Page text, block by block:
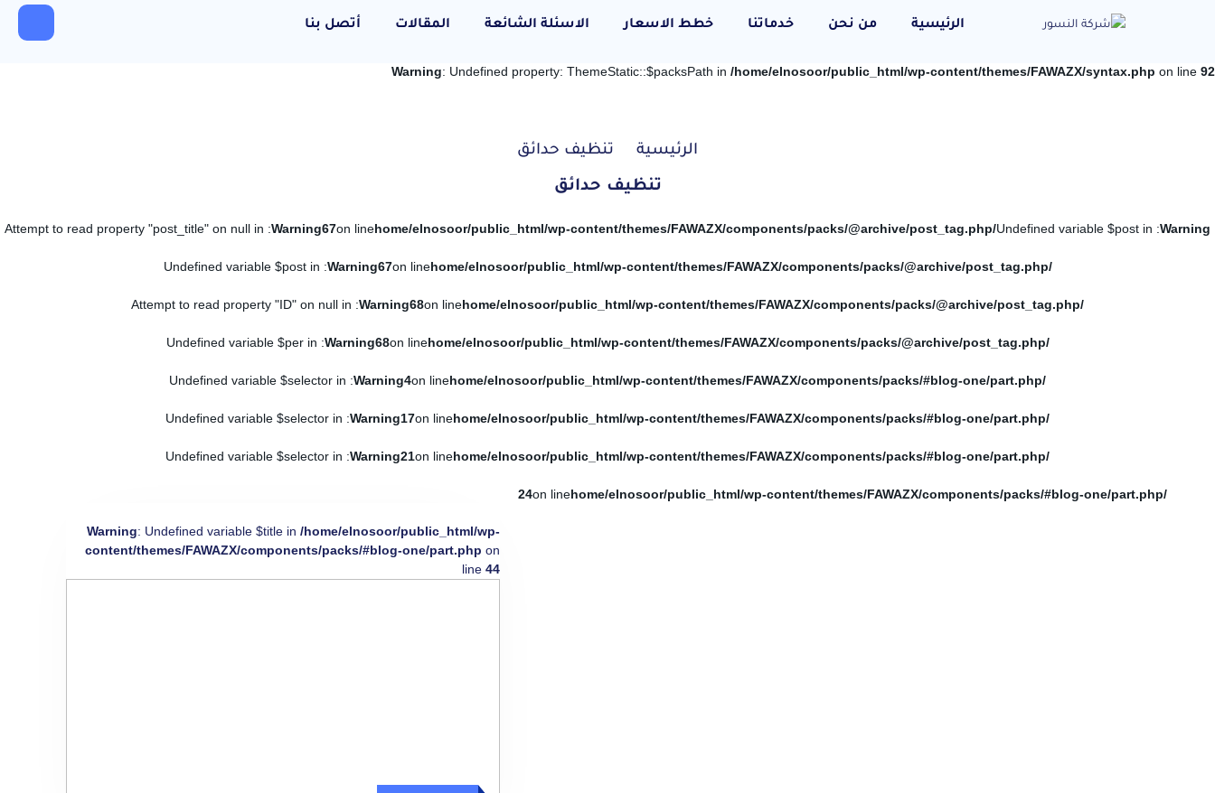
الرئيسية من نحن خدماتنا خطط الاسعار الاسئلة الشائعة المقالات أتصل بنا
Warning: Undefined property: ThemeStatic::$packsPath in /home/elnosoor/public_html/wp-content/themes/FAWAZX/syntax.php on line 92
الرئيسية تنظيف حدائق
تنظيف حدائق
Warning
: Undefined variable $post in
/home/elnosoor/public_html/wp-content/themes/FAWAZX/components/packs/@archive/post_tag.php
on line
67
Warning
: Attempt to read property "post_title" on null in
/home/elnosoor/public_html/wp-content/themes/FAWAZX/components/packs/@archive/post_tag.php
on line
67
Warning
: Undefined variable $post in
/home/elnosoor/public_html/wp-content/themes/FAWAZX/components/packs/@archive/post_tag.php
on line
68
Warning
: Attempt to read property "ID" on null in
/home/elnosoor/public_html/wp-content/themes/FAWAZX/components/packs/@archive/post_tag.php
on line
68
Warning
: Undefined variable $per in
/home/elnosoor/public_html/wp-content/themes/FAWAZX/components/packs/#blog-one/part.php
on line
4
Warning
: Undefined variable $selector in
/home/elnosoor/public_html/wp-content/themes/FAWAZX/components/packs/#blog-one/part.php
on line
17
Warning
: Undefined variable $selector in
/home/elnosoor/public_html/wp-content/themes/FAWAZX/components/packs/#blog-one/part.php
on line
21
Warning
: Undefined variable $selector in
/home/elnosoor/public_html/wp-content/themes/FAWAZX/components/packs/#blog-one/part.php
on line
24
Warning: Undefined variable $title in /home/elnosoor/public_html/wp-
content/themes/FAWAZX/components/packs/#blog-one/part.php on
line 44